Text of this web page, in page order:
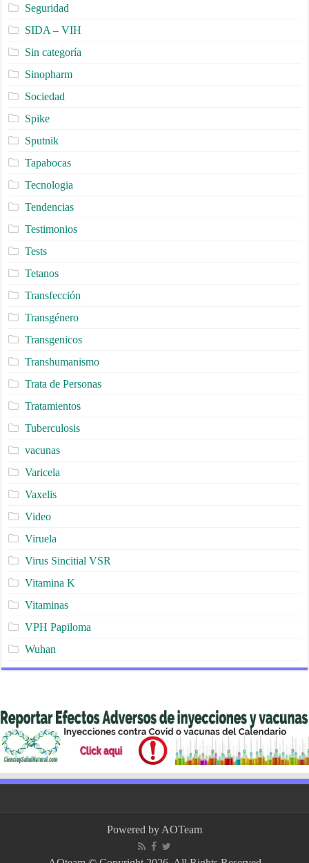
Seguridad
SIDA – VIH
Sin categoría
Sinopharm
Sociedad
Spike
Sputnik
Tapabocas
Tecnologia
Tendencias
Testimonios
Tests
Tetanos
Transfección
Transgénero
Transgenicos
Transhumanismo
Trata de Personas
Tratamientos
Tuberculosis
vacunas
Varicela
Vaxelis
Video
Viruela
Virus Sincitial VSR
Vitamina K
Vitaminas
VPH Papiloma
Wuhan
Powered by AOTeam